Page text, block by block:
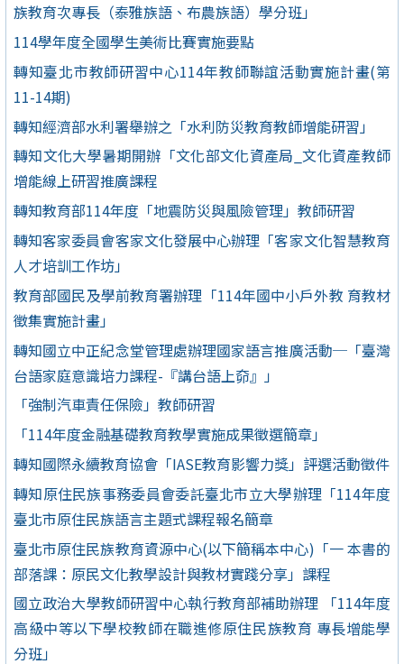
族教育次專長（泰雅族語、布農族語）學分班」
114學年度全國學生美術比賽實施要點
轉知臺北市教師研習中心114年教師聯誼活動實施計畫(第
11-14期)
轉知經濟部水利署舉辦之「水利防災教育教師增能研習」
轉知文化大學暑期開辦「文化部文化資產局_文化資產教師
增能線上研習推廣課程
轉知教育部114年度「地震防災與風險管理」教師研習
轉知客家委員會客家文化發展中心辦理「客家文化智慧教育
人才培訓工作坊」
教育部國民及學前教育署辦理「114年國中小戶外教 育教材
徵集實施計畫」
轉知國立中正紀念堂管理處辦理國家語言推廣活動─「臺灣
台語家庭意識培力課程-『講台語上奅』」
「強制汽車責任保險」教師研習
「114年度金融基礎教育教學實施成果徵選簡章」
轉知國際永續教育協會「IASE教育影響力獎」評選活動徵件
轉知原住民族事務委員會委託臺北市立大學辦理「114年度
臺北市原住民族語言主題式課程報名簡章
臺北市原住民族教育資源中心(以下簡稱本中心)「一 本書的
部落課：原民文化教學設計與教材實踐分享」課程
國立政治大學教師研習中心執行教育部補助辦理 「114年度
高級中等以下學校教師在職進修原住民族教育 專長增能學
分班」